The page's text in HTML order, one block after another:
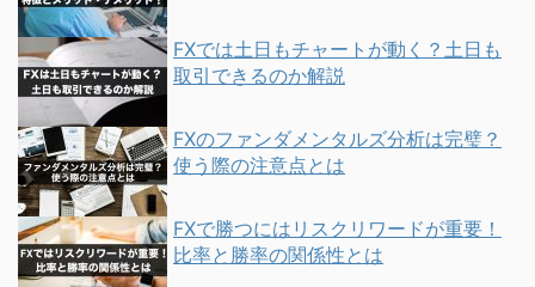
FXでは土日もチャートが動く？土日も
取引できるのか解説
FXのファンダメンタルズ分析は完璧？
使う際の注意点とは
FXで勝つにはリスクリワードが重要！
比率と勝率の関係性とは